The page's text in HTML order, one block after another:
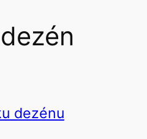
dezén
dezénu